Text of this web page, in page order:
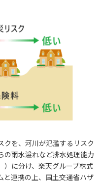
クを、河川が氾濫するリスク
の雨水溢れなど排水処理能力
）に分け、楽天グループ株式
と連携の上、国土交通省ハザ